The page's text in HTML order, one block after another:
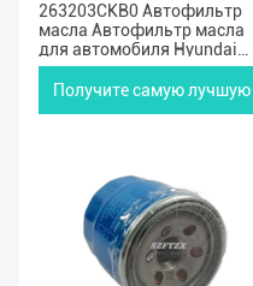
263203CKB0 Автофильтр
масла Автофильтр масла
для автомобиля Hyundai
Genesis KIA 3.3L 3.8L 2015-
2020
Получите самую лучшую